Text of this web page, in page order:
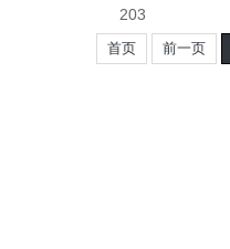
203
首页 前一页